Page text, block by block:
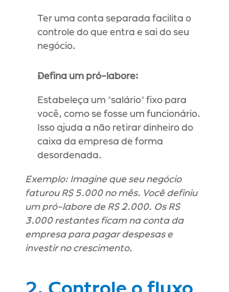
Ter uma conta separada facilita o
controle do que entra e sai do seu
negócio.
Defina um pró-labore:
Estabeleça um "salário" fixo para
você, como se fosse um funcionário.
Isso ajuda a não retirar dinheiro do
caixa da empresa de forma
desordenada.
Exemplo: Imagine que seu negócio
faturou R$ 5.000 no mês. Você definiu
um pró-labore de R$ 2.000. Os R$
3.000 restantes ficam na conta da
empresa para pagar despesas e
investir no crescimento.